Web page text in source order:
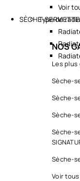
Voir
Type de
SÈCHE-
NOS
Les
Sèche-
Sèche-
Sèche-
Sèche-
Sèche-
Voir